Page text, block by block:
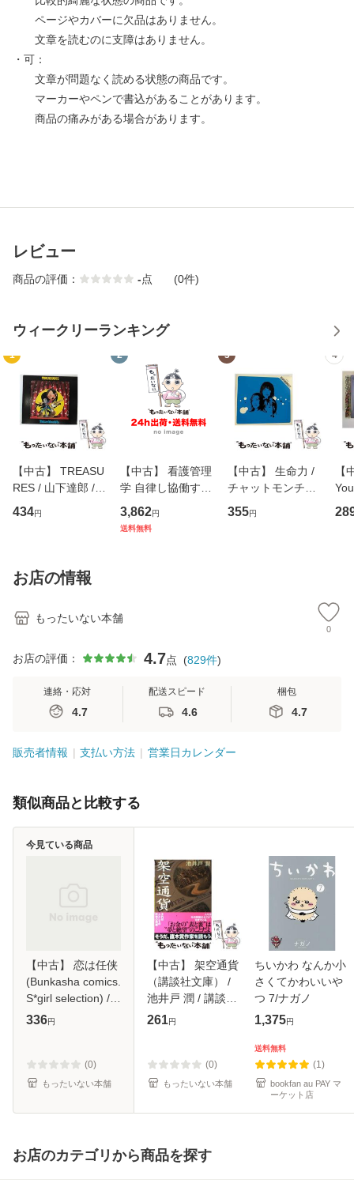
ページやカバーに欠品はありません。
文章を読むのに支障はありません。
・可：
文章が問題なく読める状態の商品です。
マーカーやペンで書込があることがあります。
商品の痛みがある場合があります。
レビュー
商品の評価： -点 (0件)
ウィークリーランキング
1
【中古】 TREASU
RES / 山下達郎 /
イーストウエス
ト・ジャパン [CD]
434円
2
【中古】 看護管理
学 自律し協働する
専門職の看護マネ
ジメントスキル 改
3,862円
送料無料
3
【中古】 生命力 /
チャットモンチー /
キューンレコード
[CD]【メール便送
355円
4
【
のが
お店の情報
もったいない本舗
0
お店の評価： 4.7点 (829件)
連絡・応対
4.7
配送スピード
4.6
梱包
4.7
販売者情報 支払い方法 営業日カレンダー
類似商品と比較する
【中古】 恋は任侠
(Bunkasha comics.
S*girl selection) /
相葉キョウコ / ぶ
料】
336円
(0)
もったいない本舗
今見ている商品
【中古】 架空通貨
（講談社文庫） /
池井戸 潤 / 講談社
[文庫]【メール便送
261円
(0)
もったいない本舗
ちいかわ なんか小
さくてかわいいや
つ 7/ナガノ
1,375円
送料無料
(1)
bookfan au PAY マ
ーケット店
お店のカテゴリから商品を探す